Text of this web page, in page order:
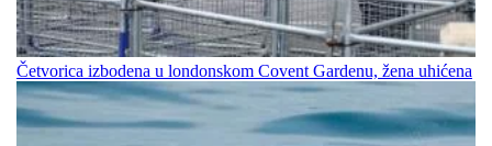
Četvorica izbodena u londonskom Covent Gardenu, žena uhićena